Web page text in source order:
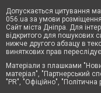
Допускається цитування
056.ua за умови
Сайт міста Дніпра. Для
відкритого для пошукових
нижче другого абзацу в
виняткових прав
Матеріали з плашками
матеріал", "Партнерський
"PR", "Офіційно",